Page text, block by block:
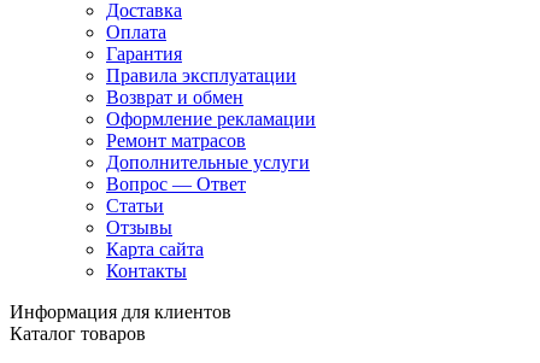
Доставка
Оплата
Гарантия
Правила эксплуатации
Возврат и обмен
Оформление рекламации
Ремонт матрасов
Дополнительные услуги
Вопрос — Ответ
Статьи
Отзывы
Карта сайта
Контакты
Информация для клиентов
Каталог товаров